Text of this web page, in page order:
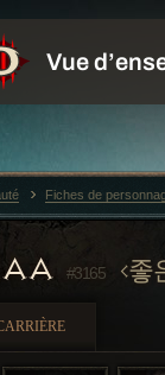
#3165 좋
Fiches de